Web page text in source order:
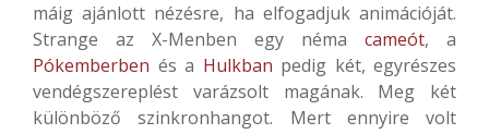
máig ajánlott nézésre, ha elfogadjuk animációját.
Strange az X-Menben egy néma cameót, a
Pókemberben és a Hulkban pedig két, egyrészes
vendégszereplést varázsolt magának. Meg két
különböző szinkronhangot. Mert ennyire volt